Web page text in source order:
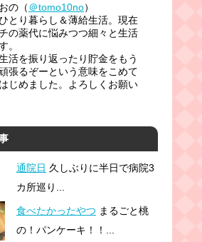
の（＠tomo10no）
とり暮らし＆薄給生活。現在
の薬代に悩みつつ細々と生活
。
活を振り返ったり貯金をもう
張るぞーという意味をこめて
じめました。よろしくお願い
通院日 久しぶりに半日で病院3
カ所巡り...
食べたかったやつ まるごと桃
の！パンケーキ！！...